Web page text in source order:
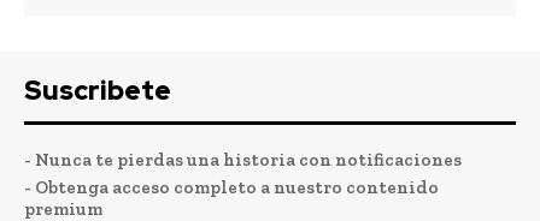
Suscribete
- Nunca te pierdas una historia con notificaciones
- Obtenga acceso completo a nuestro contenido
premium